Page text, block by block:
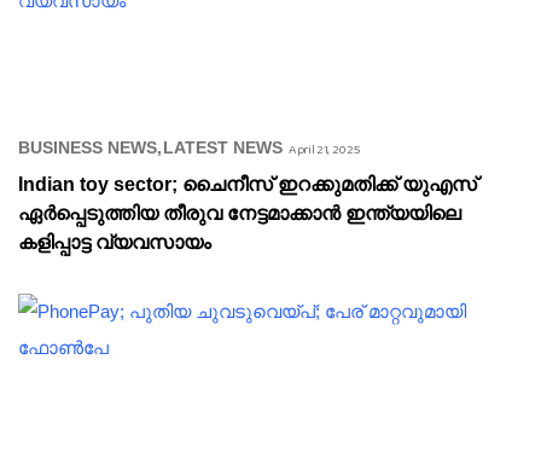
BUSINESS NEWS LATEST NEWS April 21, 2025
Indian toy sector; ചൈനീസ് ഇറക്കുമതിക്ക് യുഎസ്
ഏർപ്പെടുത്തിയ തീരുവ നേട്ടമാക്കാൻ ഇന്ത്യയിലെ
കളിപ്പാട്ട വ്യവസായം